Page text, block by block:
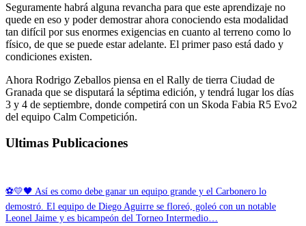
Seguramente habrá alguna revancha para que este aprendizaje no
quede en eso y poder demostrar ahora conociendo esta modalidad
tan difícil por sus enormes exigencias en cuanto al terreno como lo
físico, de que se puede estar adelante. El primer paso está dado y
condiciones existen.
Ahora Rodrigo Zeballos piensa en el Rally de tierra Ciudad de
Granada que se disputará la séptima edición, y tendrá lugar los días
3 y 4 de septiembre, donde competirá con un Skoda Fabia R5 Evo2
del equipo Calm Competición.
Ultimas Publicaciones
⚽💛🖤 Así es como debe ganar un equipo grande y el Carbonero lo
demostró. El equipo de Diego Aguirre se floreó, goleó con un notable
Leonel Jaime y es bicampeón del Torneo Intermedio…